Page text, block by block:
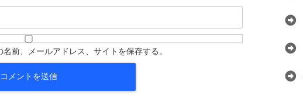
前、メールアドレス、サイトを保存する。